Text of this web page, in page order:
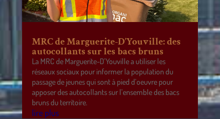
MRC de Marguerite-D’Youville: des
autocollants sur les bacs bruns
La MRC de Marguerite-D’Youville a utiliser les
réseaux sociaux pour informer la population du
passage de jeunes qui sont à pied d’oeuvre pour
apposer des autocollants sur l’ensemble des bacs
bruns du territoire.
lire plus